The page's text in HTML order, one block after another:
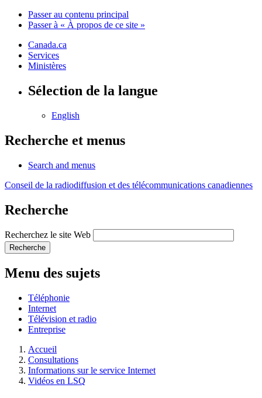
Passer au contenu principal
Passer à « À propos de ce site »
Canada.ca
Services
Ministères
Sélection de la langue
English
Recherche et menus
Search and menus
Conseil de la radiodiffusion et des télécommunications canadiennes
Recherche
Recherchez le site Web
Recherche
Menu des sujets
Téléphonie
Internet
Télévision et radio
Entreprise
Accueil
Consultations
Informations sur le service Internet
Vidéos en LSQ